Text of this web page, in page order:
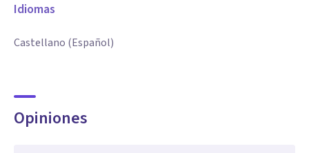
Idiomas
Castellano (Español)
Opiniones